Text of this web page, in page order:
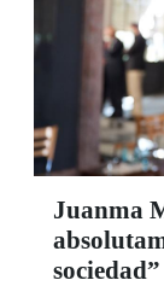
cuento, se
1.457 obras.
Juanma
sociedad”